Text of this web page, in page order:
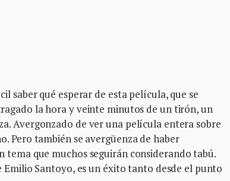
saber qué esperar de esta película, que se
la hora y veinte minutos de un tirón, un
Avergonzado de ver una película entera sobre
Pero también se avergüenza de haber
que muchos seguirán considerando tabú.
Santoyo, es un éxito tanto desde el punto